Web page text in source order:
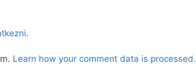
.
Learn how your comment data is processed.